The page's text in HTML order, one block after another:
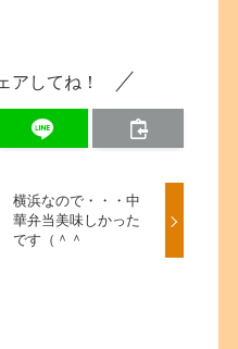
アしてね！
横浜なので・・・中
華弁当美味しかった
です（＾＾